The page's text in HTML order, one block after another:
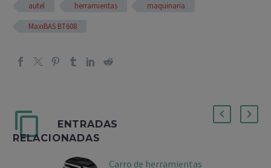
autel herramientas
maquinaria
MaxiBAS BT608
ENTRADAS
RELACIONADAS
Carro de herramientas